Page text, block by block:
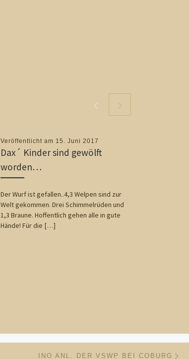
Veröffentlicht am 15. Juni 2017
Dax´ Kinder sind gewölft
worden…
Der Wurf ist gefallen..4,3 Welpen sind zur
Welt gekommen. Drei Schimmelrüden und
1,3 Braune. Hoffentlich gehen alle in gute
Hände! Für die […]
INO ANL. DER VSWP BEI COBURG